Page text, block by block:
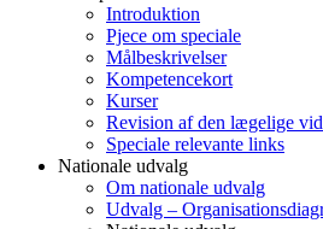
Introduktion
Pjece om speciale
Målbeskrivelser
Kompetencekort
Kurser
Revision af den lægelige
Speciale relevante links
Nationale udvalg
Om nationale udvalg
Udvalg –